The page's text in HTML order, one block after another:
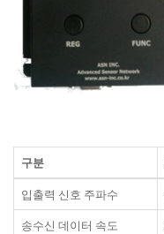
구분
입출력 신호 주파수
송수신 데이터 속도